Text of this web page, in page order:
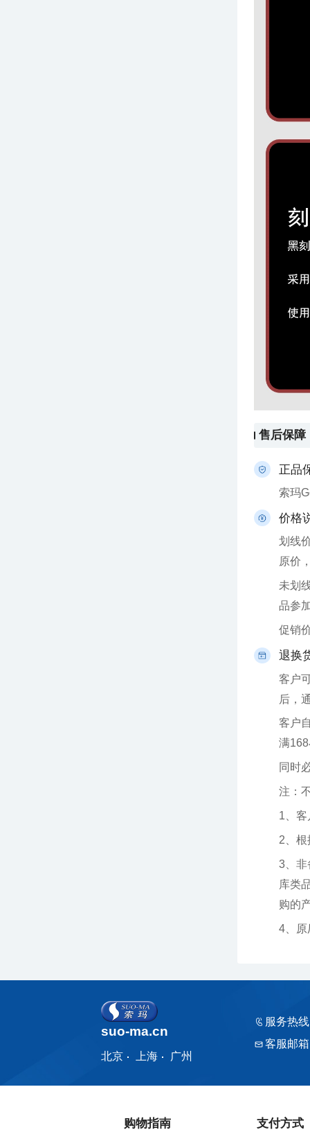
售后保障
正品
索玛
价格
原价
品参
促销
退换
后，
满
同时
注：
1、
2、
购的
4、原
suo-ma.cn
北京 上海 广州
服务热
客服邮
购物指南 支付方式